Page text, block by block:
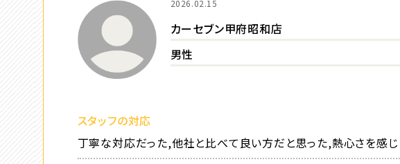
2026.02.15
カーセブン甲府昭和店
男性
スタッフの対応
丁寧な対応だった,他社と比べて良い方だと思った,熱心さを感